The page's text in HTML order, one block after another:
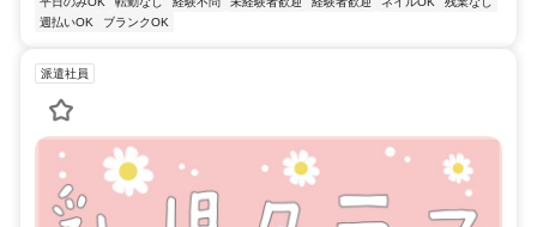
週払いOK
ブランクOK
派遣社員